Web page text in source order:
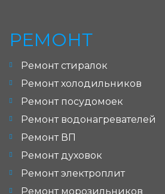
РЕМОНТ
Ремонт стиралок
Ремонт холодильников
Ремонт посудомоек
Ремонт водонагревателей
Ремонт ВП
Ремонт духовок
Ремонт электроплит
Ремонт морозильников